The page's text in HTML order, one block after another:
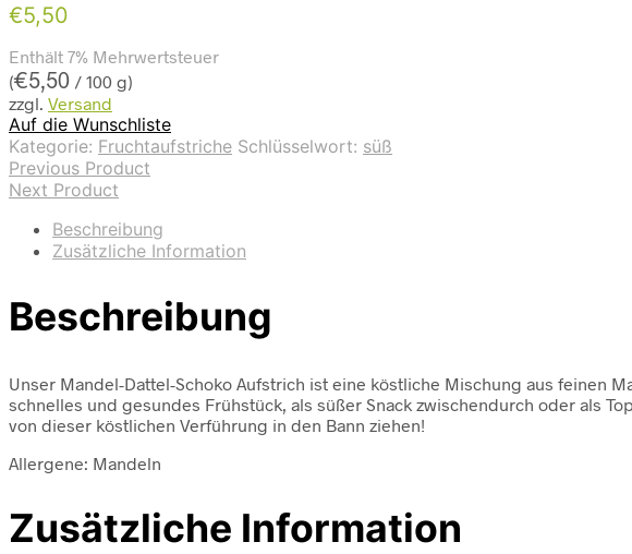
€5,50
Enthält 7% Mehrwertsteuer
(€5,50 / 100 g)
zzgl. Versand
Auf die Wunschliste
Kategorie: Fruchtaufstriche Schlüsselwort: süß
Previous Product
Next Product
Beschreibung
Zusätzliche Information
Beschreibung
Unser Mandel-Dattel-Schoko Aufstrich ist eine köstliche Mischung aus feinen
schnelles und gesundes Frühstück, als süßer Snack zwischendurch oder als
von dieser köstlichen Verführung in den Bann ziehen!
Allergene: Mandeln
Zusätzliche Information